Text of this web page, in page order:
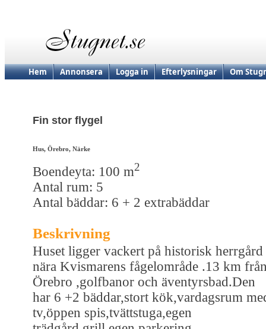
Hem Annonsera Logga in Efterlysningar Om
Fin stor flygel
Hus, Örebro, Närke
Boendeyta: 100 m2
Antal rum: 5
Antal bäddar: 6 + 2 extrabäddar
Beskrivning
Huset ligger vackert på historisk herrgård
nära Kvismarens fågelområde .13 km
Örebro ,golfbanor och äventyrsbad.Den
har 6 +2 bäddar,stort kök,vardagsrum
tv,öppen spis,tvättstuga,egen